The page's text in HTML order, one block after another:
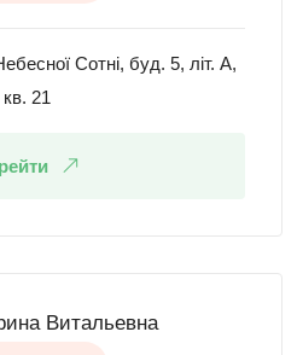
Сотні, буд. 5, літ. А,
кв. 21
Витальевна